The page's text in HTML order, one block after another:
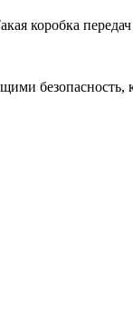
коробка
безопасность,